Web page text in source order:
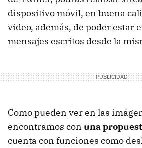
dispositivo móvil, en buena
video, además, de poder estar
mensajes escritos desde la
Como pueden ver en las
encontramos con una
cuenta con funciones como